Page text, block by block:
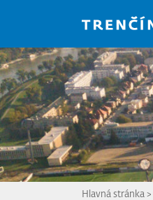
Hlavná stránka >